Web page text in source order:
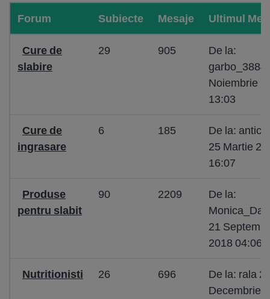
Forum Subiecte Mesaje Ultimul
Cure de
slabire
29 905
De la:
Noiembrie
13:03
Cure de
ingrasare
6 185
De la:
25 Martie
16:07
Produse
pentru slabit
90 2209
De la:
21
2018 04:06
Nutritionisti 26 696
De la: rala
Decembrie